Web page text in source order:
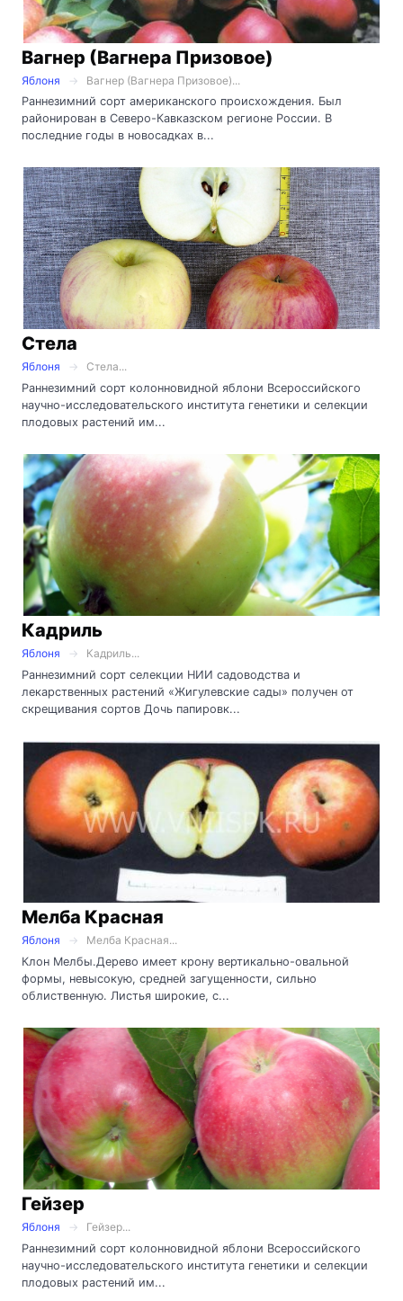
Вагнер (Вагнера Призовое)
Яблоня
Вагнер (Вагнера Призовое)...
Раннезимний сорт американского происхождения. Был
районирован в Северо-Кавказском регионе России. В
последние годы в новосадках в...
Стела
Яблоня
Стела...
Раннезимний сорт колонновидной яблони Всероссийского
научно-исследовательского института генетики и селекции
плодовых растений им...
Кадриль
Яблоня
Кадриль...
Раннезимний сорт селекции НИИ садоводства и
лекарственных растений «Жигулевские сады» получен от
скрещивания сортов Дочь папировк...
Мелба Красная
Яблоня
Мелба Красная...
Клон Мелбы.Дерево имеет крону вертикально-овальной
формы, невысокую, средней загущенности, сильно
облиственную. Листья широкие, с...
Гейзер
Яблоня
Гейзер...
Раннезимний сорт колонновидной яблони Всероссийского
научно-исследовательского института генетики и селекции
плодовых растений им...